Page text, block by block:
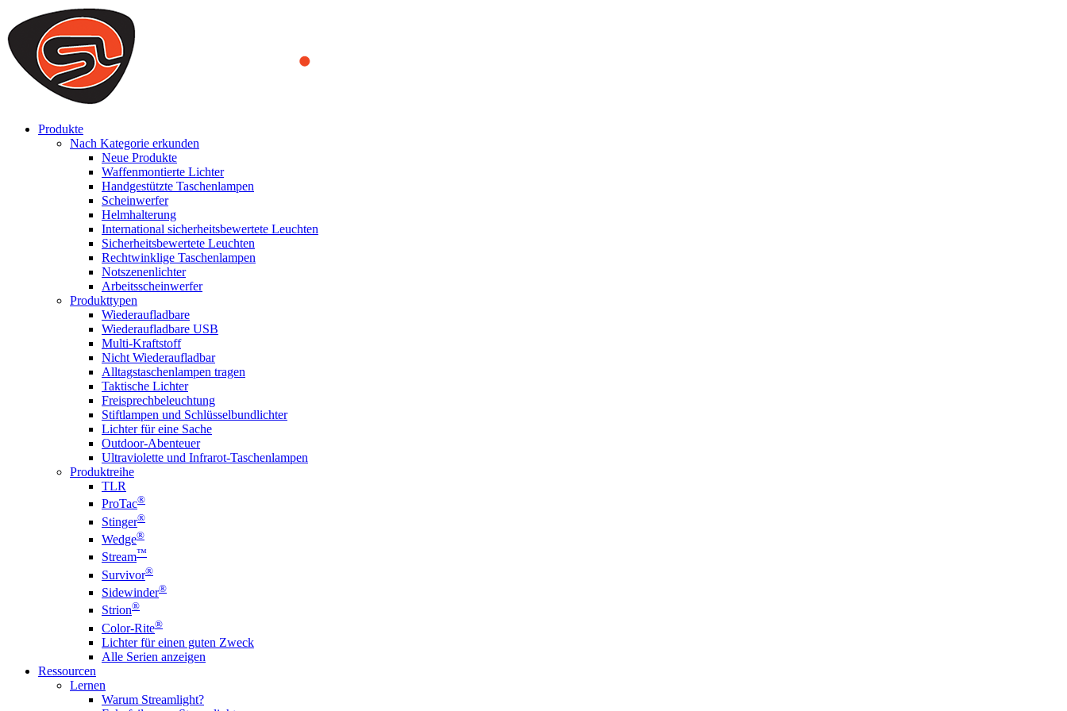
We use cookies to ensure that we provide you the best experience on our website. By continuing to browse this website, you accept that cookies are used to help us analyze how the website is used and to offer
you a better experience. To learn more or to find out how you can disable cookies, you can access our
ACCEPT AND CLOSE
Produkte
Nach Kategorie erkunden
Neue Produkte
Waffenmontierte Lichter
Handgestützte Taschenlampen
Scheinwerfer
Helmhalterung
International sicherheitsbewertete Leuchten
Sicherheitsbewertete Leuchten
Rechtwinklige Taschenlampen
Notszenenlichter
Arbeitsscheinwerfer
Produkttypen
Wiederaufladbare
Wiederaufladbare USB
Multi-Kraftstoff
Nicht Wiederaufladbar
Alltagstaschenlampen tragen
Taktische Lichter
Freisprechbeleuchtung
Stiftlampen und Schlüsselbundlichter
Lichter für eine Sache
Outdoor-Abenteuer
Ultraviolette und Infrarot-Taschenlampen
Produktreihe
TLR
ProTac®
Stinger®
Wedge®
Stream™
Survivor®
Sidewinder®
Strion®
Color-Rite®
Lichter für einen guten Zweck
Alle Serien anzeigen
Ressourcen
Lernen
Warum Streamlight?